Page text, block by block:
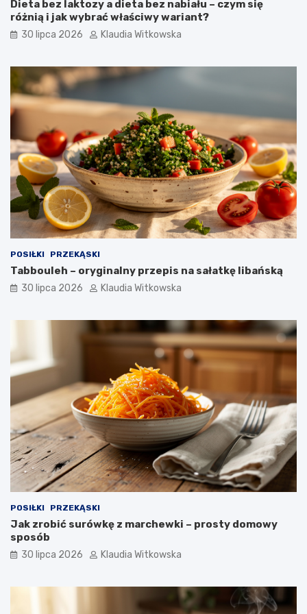
l
i
a
n
e
g
–
p
r
o
t
p
z
e
p
o
k
p
k
o
k
u
c
o
s
n
k
i
m
–
p
r
e
i
i
p
o
Dieta bez laktozy a dieta bez nabiału – czym się
różnią i jak wybrać właściwy wariant?
30 lipca 2026 Klaudia Witkowska
POSIŁKI PRZEKĄSKI
Tabbouleh – oryginalny przepis na sałatkę libańską
30 lipca 2026 Klaudia Witkowska
POSIŁKI PRZEKĄSKI
Jak zrobić surówkę z marchewki – prosty domowy
sposób
30 lipca 2026 Klaudia Witkowska